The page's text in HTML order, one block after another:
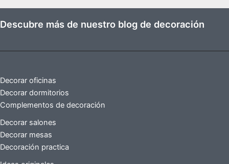
Descubre más de nuestro blog de decoración
Decorar oficinas
Decorar dormitorios
Complementos de decoración
Decorar salones
Decorar mesas
Decoración practica